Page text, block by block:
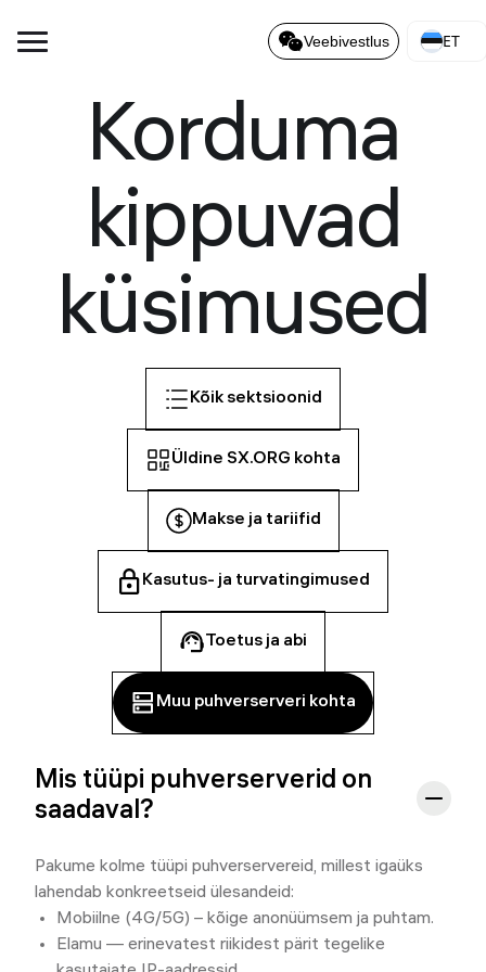
Veebivestlus ET
Korduma
kippuvad
küsimused
Kõik sektsioonid
Üldine SX.ORG kohta
Makse ja tariifid
Kasutus- ja turvatingimused
Toetus ja abi
Muu puhverserveri kohta
Mis tüüpi puhverserverid on
saadaval?
Pakume kolme tüüpi puhverservereid, millest igaüks
lahendab konkreetseid ülesandeid:
Mobiilne (4G/5G) – kõige anonüümsem ja puhtam.
Elamu — erinevatest riikidest pärit tegelike